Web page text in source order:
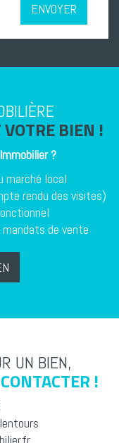
ENVOYER
BIEN !
?
marché local
rendu des visites)
mandats de vente
UN BIEN,
!